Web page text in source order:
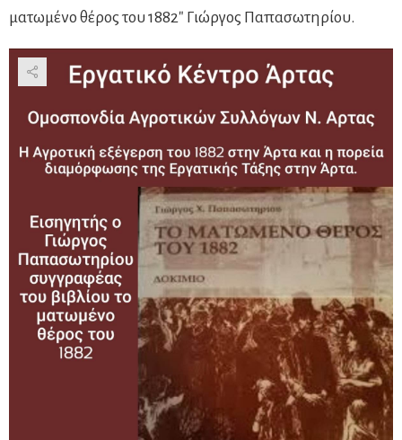
ματωμένο θέρος του 1882″ Γιώργος Παπασωτηρίου.